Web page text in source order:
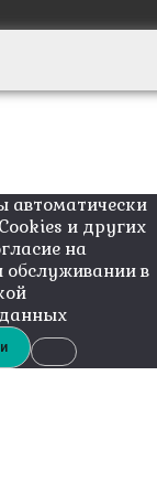
автоматически
и других
на
в